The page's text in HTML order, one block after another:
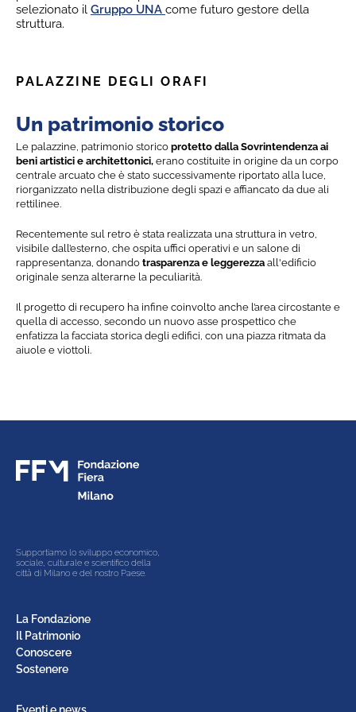
selezionato il Gruppo UNA come futuro gestore della
struttura.
PALAZZINE DEGLI ORAFI
Un patrimonio storico
Le palazzine, patrimonio storicoprotetto dalla Sovrintendenza ai
beni artistici e architettonici,erano costituite in origine da un corpo
centrale arcuato che è stato successivamente riportato alla luce,
riorganizzato nella distribuzione degli spazi e affiancato da due ali
rettilinee.
Recentemente sul retro è stata realizzata una struttura in vetro,
visibile dall’esterno, che ospita uffici operativi e un salone di
rappresentanza, donandotrasparenza e leggerezzaall'edificio
originale senza alterarne la peculiarità.
Il progetto di recupero ha infine coinvolto anche l’area circostante e
quella di accesso, secondo un nuovo asse prospettico che
enfatizza la facciata storica degli edifici, con una piazza ritmata da
aiuole e viottoli.
Supportiamo lo sviluppo economico,
sociale, culturale e scientifico della
città di Milano e del nostro Paese.
La Fondazione
Il Patrimonio
Conoscere
Sostenere